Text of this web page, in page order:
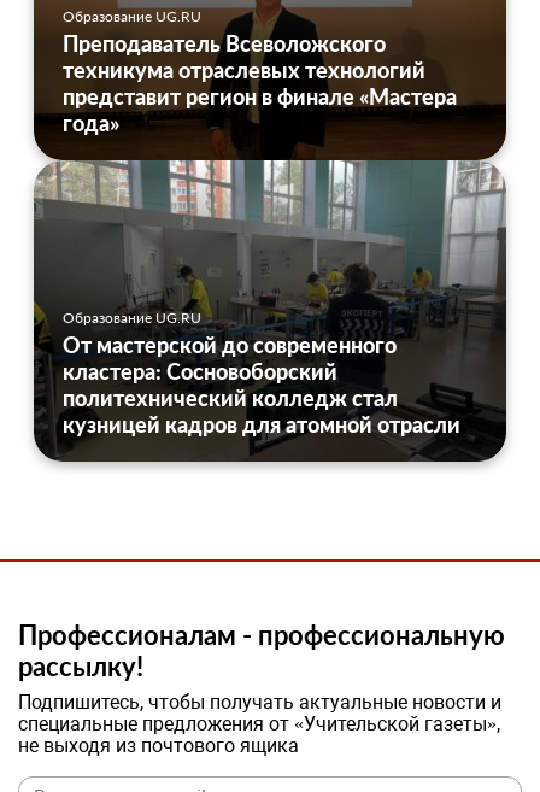
Образование UG.RU
Преподаватель Всеволожского
техникума отраслевых технологий
представит регион в финале «Мастера
года»
Образование UG.RU
От мастерской до современного
кластера: Сосновоборский
политехнический колледж стал
кузницей кадров для атомной отрасли
Профессионалам - профессиональную
рассылку!
Подпишитесь, чтобы получать актуальные новости и
специальные предложения от «Учительской газеты»,
не выходя из почтового ящика